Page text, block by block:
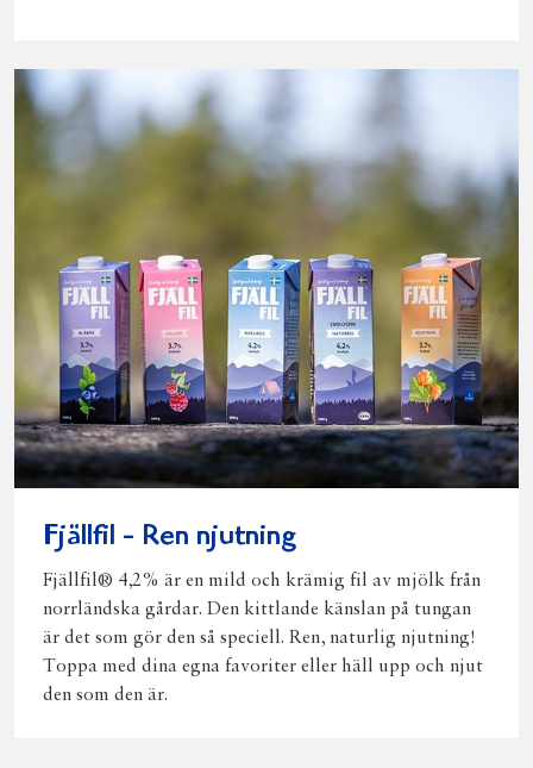
Fjällfil - Ren njutning
Fjällfil® 4,2% är en mild och krämig fil av mjölk från
norrländska gårdar. Den kittlande känslan på tungan
är det som gör den så speciell. Ren, naturlig njutning!
Toppa med dina egna favoriter eller häll upp och njut
den som den är.